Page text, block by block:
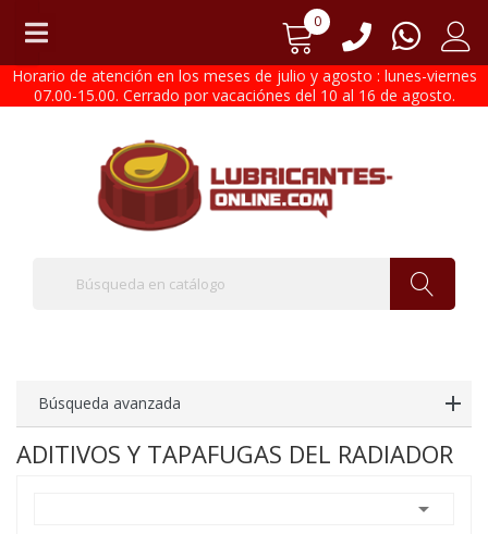
0
Horario de atención en los meses de julio y agosto : lunes-viernes
07.00-15.00. Cerrado por vacaciónes del 10 al 16 de agosto.
Búsqueda avanzada
ADITIVOS Y TAPAFUGAS DEL RADIADOR
